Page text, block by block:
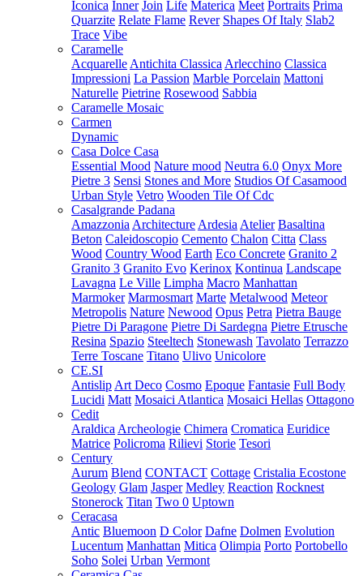
Iconica Inner Join Life Materica Meet Portraits Prima
Quarzite Relate Flame Rever Shapes Of Italy Slab2
Trace Vibe
Caramelle
Acquarelle Antichita Classica Arlecchino Classica
Impressioni La Passion Marble Porcelain Mattoni
Naturelle Pietrine Rosewood Sabbia
Caramelle Mosaic
Carmen
Dynamic
Casa Dolce Casa
Essential Mood Nature mood Neutra 6.0 Onyx More
Pietre 3 Sensi Stones and More Studios Of Casamood
Urban Style Vetro Wooden Tile Of Cdc
Casalgrande Padana
Amazzonia Architecture Ardesia Atelier Basaltina
Beton Caleidoscopio Cemento Chalon Citta Class
Wood Country Wood Earth Eco Concrete Granito 2
Granito 3 Granito Evo Kerinox Kontinua Landscape
Lavagna Le Ville Limpha Macro Manhattan
Marmoker Marmosmart Marte Metalwood Meteor
Metropolis Nature Newood Opus Petra Pietra Bauge
Pietre Di Paragone Pietre Di Sardegna Pietre Etrusche
Resina Spazio Steeltech Stonewash Tavolato Terrazzo
Terre Toscane Titano Ulivo Unicolore
CE.SI
Antislip Art Deco Cosmo Epoque Fantasie Full Body
Lucidi Matt Mosaici Atlantica Mosaici Hellas Ottagono
Cedit
Araldica Archeologie Chimera Cromatica Euridice
Matrice Policroma Rilievi Storie Tesori
Century
Aurum Blend CONTACT Cottage Cristalia Ecostone
Geology Glam Jasper Medley Reaction Rocknest
Stonerock Titan Two 0 Uptown
Ceracasa
Antic Bluemoon D Color Dafne Dolmen Evolution
Lucentum Manhattan Mitica Olimpia Porto Portobello
Soho Solei Urban Vermont